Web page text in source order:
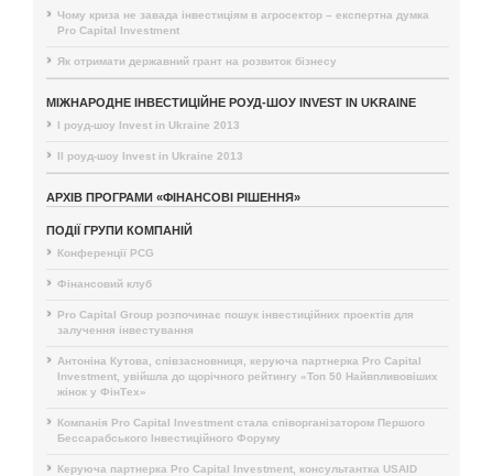
Чому криза не завада інвестиціям в агросектор – експертна думка
Pro Capital Investment
Як отримати державний грант на розвиток бізнесу
МІЖНАРОДНЕ ІНВЕСТИЦІЙНЕ РОУД-ШОУ INVEST IN UKRAINE
I роуд-шоу Invest in Ukraine 2013
II роуд-шоу Invest in Ukraine 2013
АРХІВ ПРОГРАМИ «ФІНАНСОВІ РІШЕННЯ»
ПОДІЇ ГРУПИ КОМПАНІЙ
Конференції PCG
Фінансовий клуб
Pro Capital Group розпочинає пошук інвестиційних проектів для
залучення інвестування
Антоніна Кутова, співзасновниця, керуюча партнерка Pro Capital
Investment, увійшла до щорічного рейтингу «Топ 50 Найвпливовіших
жінок у ФінТех»
Компанія Pro Capital Investment стала співорганізатором Першого
Бессарабського Інвестиційного Форуму
Керуюча партнерка Pro Capital Investment, консультантка USAID